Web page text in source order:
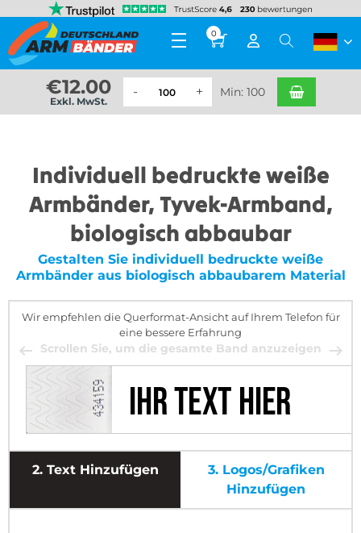
0
€12.00
Exkl. MwSt.
Min: 100
Individuell bedruckte weiße
Armbänder, Tyvek-Armband,
biologisch abbaubar
Gestalten Sie individuell bedruckte weiße
Armbänder aus biologisch abbaubarem Material
Wir empfehlen die Querformat-Ansicht auf Ihrem Telefon für
eine bessere Erfahrung
Scrollen Sie, um die gesamte Band anzuzeigen
2. Text Hinzufügen 3. Logos/Grafiken
Hinzufügen